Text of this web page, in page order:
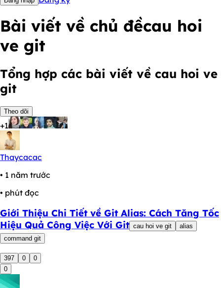
Bài viết về chủ đềcau hoi
ve git
Tổng hợp các bài viết về cau hoi ve
git
Theo dõi
+1
Thaycacac
• 1 năm trước
• phút đọc
Giới Thiệu Chi Tiết về Git Alias: Cách Tăng Tốc
Hiệu Quả Công Việc Với Git cau hoi ve git
alias
command git
397 0
0
0